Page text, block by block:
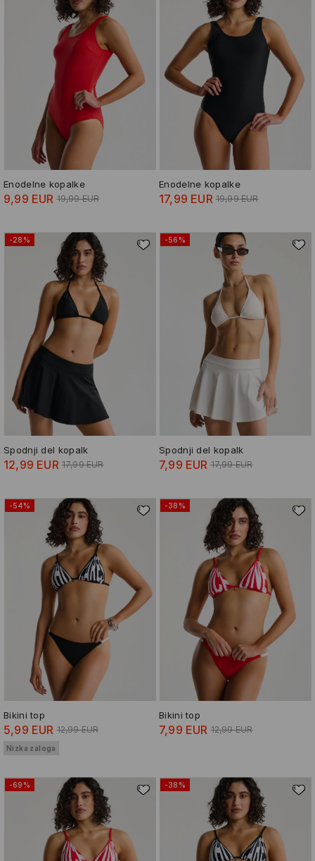
Enodelne kopalke
9,99 EUR 19,99 EUR
Enodelne kopalke
17,99 EUR 19,99 EUR
-28%
Spodnji del kopalk
12,99 EUR 17,99 EUR
-56%
Spodnji del kopalk
7,99 EUR 17,99 EUR
-54%
Bikini top
5,99 EUR 12,99 EUR
Nizka zaloga
-38%
Bikini top
7,99 EUR 12,99 EUR
-69% -38%